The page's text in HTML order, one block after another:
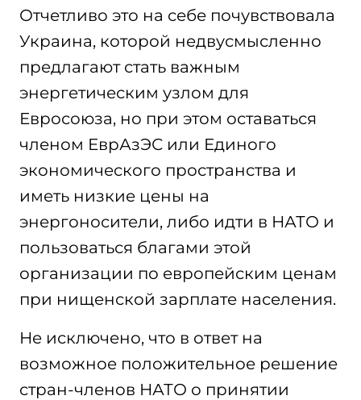
Отчетливо это на себе почувствовала
Украина, которой недвусмысленно
предлагают стать важным
энергетическим узлом для
Евросоюза, но при этом оставаться
членом ЕврАзЭС или Единого
экономического пространства и
иметь низкие цены на
энергоносители, либо идти в НАТО и
пользоваться благами этой
организации по европейским ценам
при нищенской зарплате населения.
Не исключено, что в ответ на
возможное положительное решение
стран-членов НАТО о принятии